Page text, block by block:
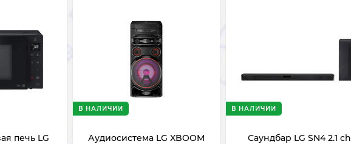
печь LG
Аудиосистема LG XBOOM
В НАЛИЧИИ
Саундбар LG SN4 2.1 ch
В НАЛИЧИИ